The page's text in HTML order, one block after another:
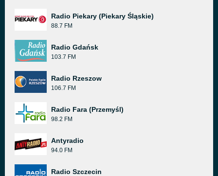
Radio Piekary (Piekary Śląskie)
88.7 FM
Radio Gdańsk
103.7 FM
Radio Rzeszow
106.7 FM
Radio Fara (Przemyśl)
98.2 FM
Antyradio
94.0 FM
Radio Szczecin